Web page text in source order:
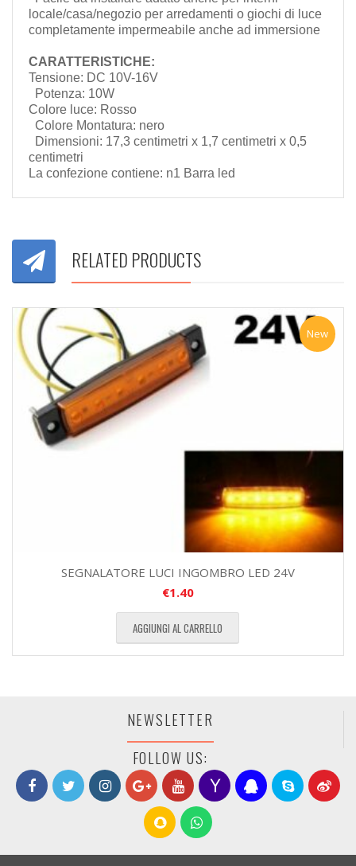
locale/casa/negozio per arredamenti o giochi di luce
completamente impermeabile anche ad immersione
CARATTERISTICHE:
Tensione: DC 10V-16V
Potenza: 10W
Colore luce: Rosso
Colore Montatura: nero
Dimensioni: 17,3 centimetri x 1,7 centimetri x 0,5
centimetri
La confezione contiene: n1 Barra led
RELATED PRODUCTS
New
SEGNALATORE LUCI INGOMBRO LED 24V
€1.40
AGGIUNGI AL CARRELLO
NEWSLETTER
FOLLOW US: